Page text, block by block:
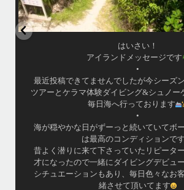
はいさい！
アイランドメッセージです
•
最近投稿できてませんでしたが今シーズ
ツアーとケラマ体験ダイビング&シュノー
毎日海へ行っております
•
海が穏やかな日がずーっと続いていてボ
は最高のコンディションです
昔よく潜りに来て下さっていたリピータ
才になったので一緒にダイビングデビュ
シチュエーションもあり、毎日色々なお
緒させて頂いてます